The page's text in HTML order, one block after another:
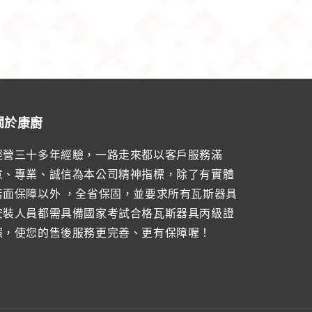
於康廚
營三十多年經驗，一路走來都以客戶服務滿
專業、誠信為本公司精神指標，除了有實體
面保障以外 ，全省保固，並要求所有瓦斯器具
裝人員都需具備國家考試合格瓦斯器具丙級證
使您的售後服務更完善、更有保障喔！